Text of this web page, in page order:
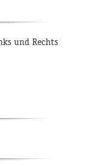
und Rechts